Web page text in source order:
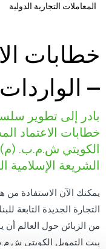
المعاملات التجارية الدولية
خطابات
–
بادر إلى تطوير
خطابات الاعتماد
الكويتي ش.م.ب. (م)
الشريعة الإسلامية
يمكنك الآن الاستفادة من
التجارة الجديدة التابعة
من الزبائن حول العالم أن
بيت التمويل الكويتي